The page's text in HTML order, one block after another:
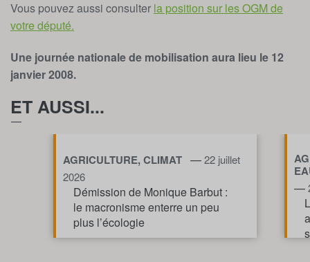
Vous pouvez aussi consulter la position sur les OGM de
votre député.
Une journée nationale de mobilisation aura lieu le 12
janvier 2008.
ET AUSSI...
AGRICULTURE, CLIMAT —22 juillet
2026
Démission de Monique Barbut :
le macronisme enterre un peu
plus l’écologie
—